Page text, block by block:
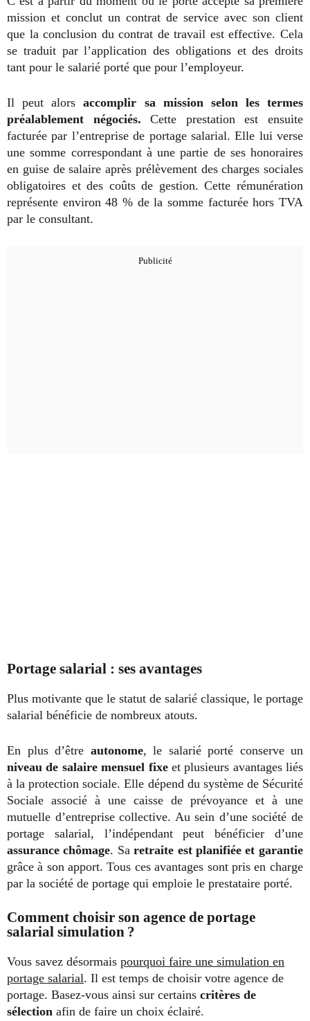
mission et conclut un contrat de service avec son client
que la conclusion du contrat de travail est effective. Cela
se traduit par l’application des obligations et des droits
tant pour le salarié porté que pour l’employeur.
Il peut alorsaccomplir sa mission selon les termes
préalablement négociés. Cette prestation est ensuite
facturée par l’entreprise de portage salarial. Elle lui verse
une somme correspondant à une partie de ses honoraires
en guise de salaire après prélèvement des charges sociales
obligatoires et des coûts de gestion. Cette rémunération
représente environ 48 % de la somme facturée hors TVA
par le consultant.
Portage salarial : ses avantages
Plus motivante que le statut de salarié classique, le portage
salarial bénéficie de nombreux atouts.
En plus d’être autonome, le salarié porté conserve un
niveau de salaire mensuel fixeet plusieurs avantages liés
à la protection sociale. Elle dépend du système de Sécurité
Sociale associé à une caisse de prévoyance et à une
mutuelle d’entreprise collective. Au sein d’une société de
portage salarial, l’indépendant peut bénéficier d’une
assurance chômage. Sa retraite est planifiée et garantie
grâce à son apport. Tous ces avantages sont pris en charge
par la société de portage qui emploie le prestataire porté.
Comment choisir son agence de portage
salarial simulation ?
Vous savez désormais pourquoi faire une simulation en
portage salarial. Il est temps de choisir votre agence de
portage. Basez-vous ainsi sur certains critères de
sélection afin de faire un choix éclairé.